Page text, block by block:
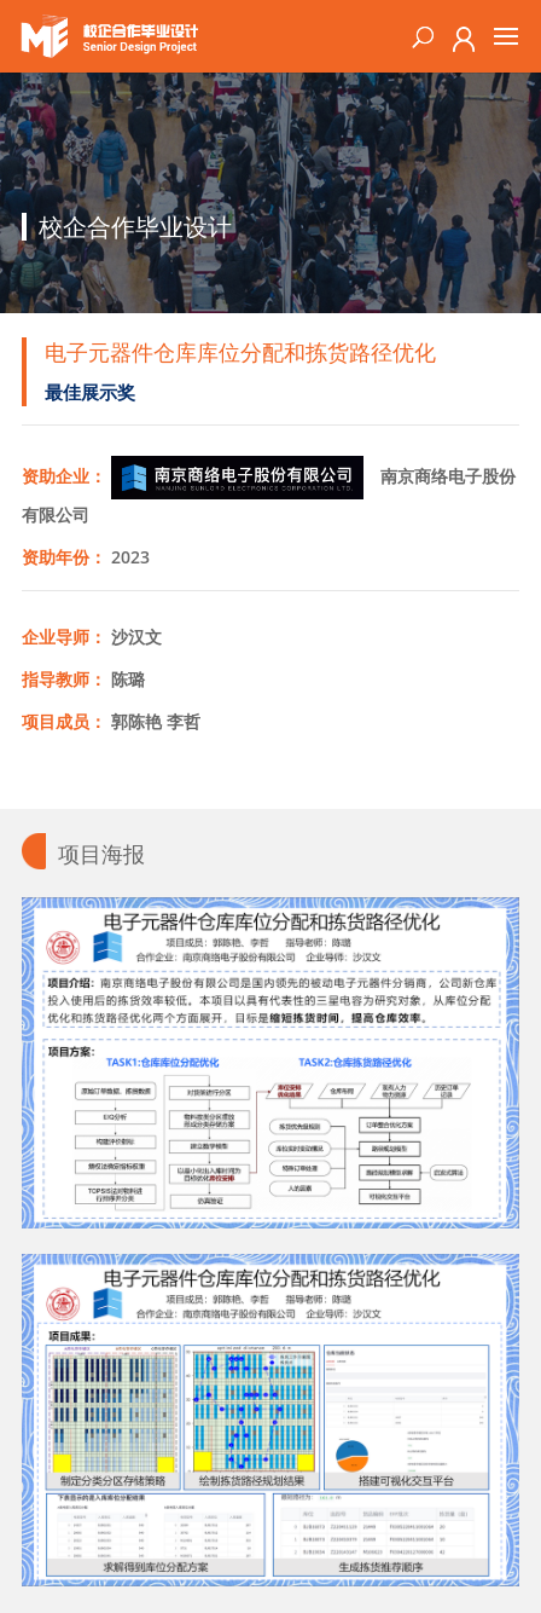
校企合作毕业设计
电子元器件仓库库位分配和拣货路径优化
最佳展示奖
资助企业：
南京商络电子股份
有限公司
资助年份： 2023
企业导师： 沙汉文
指导教师： 陈璐
项目成员： 郭陈艳 李哲
项目海报